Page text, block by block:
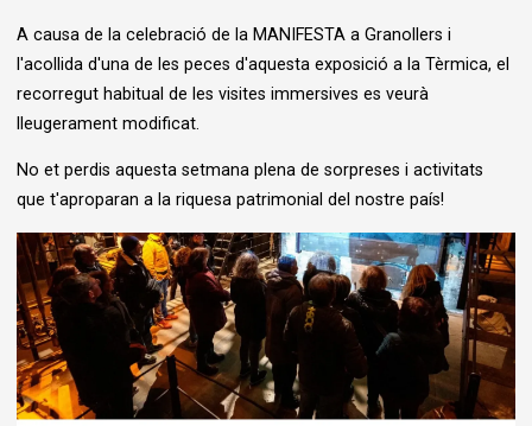
A causa de la celebració de la MANIFESTA a Granollers i
l'acollida d'una de les peces d'aquesta exposició a la Tèrmica, el
recorregut habitual de les visites immersives es veurà
lleugerament modificat.
No et perdis aquesta setmana plena de sorpreses i activitats
que t'aproparan a la riquesa patrimonial del nostre país!